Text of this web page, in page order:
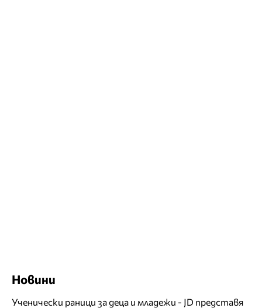
Новини
Ученически раници за деца и младежи - JD представя